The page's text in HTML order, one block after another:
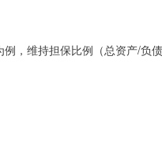
，维持担保比例（总资产/负